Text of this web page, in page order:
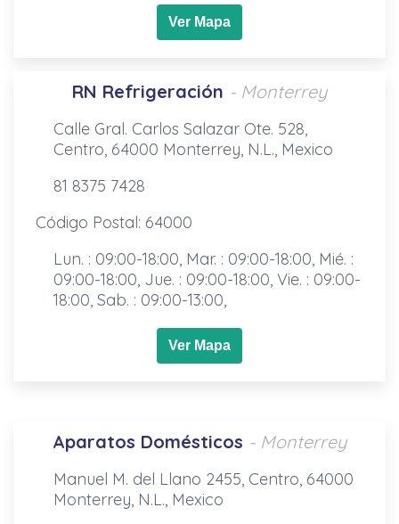
Ver Mapa
RN Refrigeración - Monterrey
Calle Gral. Carlos Salazar Ote. 528,
Centro, 64000 Monterrey, N.L., Mexico
81 8375 7428
Código Postal: 64000
Lun. : 09:00-18:00, Mar. : 09:00-18:00, Mié. :
09:00-18:00, Jue. : 09:00-18:00, Vie. : 09:00-
18:00, Sab. : 09:00-13:00,
Ver Mapa
Aparatos Domésticos - Monterrey
Manuel M. del Llano 2455, Centro, 64000
Monterrey, N.L., Mexico